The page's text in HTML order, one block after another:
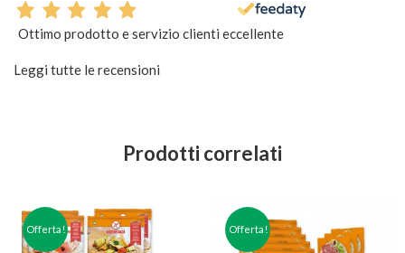
Ottimo prodotto e servizio clienti eccellente
Leggi tutte le recensioni
Prodotti correlati
Offerta! Offerta!